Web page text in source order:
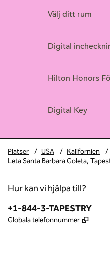
Välj ditt rum
Digital
Hilton Honors
Digital Key
Platser / USA / Kalifornien /
Leta Santa Barbara Goleta,
Hur kan vi hjälpa till?
Telefon:
+1-844-3-TAPESTRY
Globala telefonnummer ,